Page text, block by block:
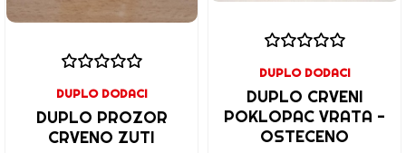
DUPLO DODACI
DUPLO PROZOR
CRVENO ZUTI
DUPLO DODACI
DUPLO CRVENI
POKLOPAC VRATA -
OSTECENO